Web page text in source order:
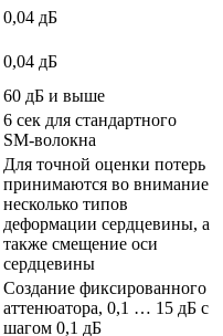
0,04 дБ
0,04 дБ
60 дБ и выше
6 сек для стандартного
SM-волокна
Для точной оценки потерь
принимаются во внимание
несколько типов
деформации сердцевины, а
также смещение оси
сердцевины
Создание фиксированного
аттенюатора, 0,1 … 15 дБ с
шагом 0,1 дБ